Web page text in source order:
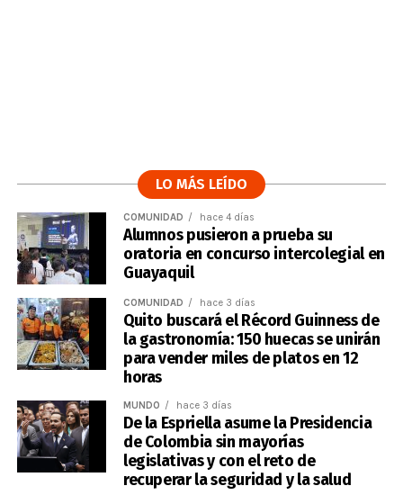
LO MÁS LEÍDO
COMUNIDAD hace 4 días
Alumnos pusieron a prueba su
oratoria en concurso intercolegial en
Guayaquil
COMUNIDAD hace 3 días
Quito buscará el Récord Guinness de
la gastronomía: 150 huecas se unirán
para vender miles de platos en 12
horas
MUNDO hace 3 días
De la Espriella asume la Presidencia
de Colombia sin mayorías
legislativas y con el reto de
recuperar la seguridad y la salud